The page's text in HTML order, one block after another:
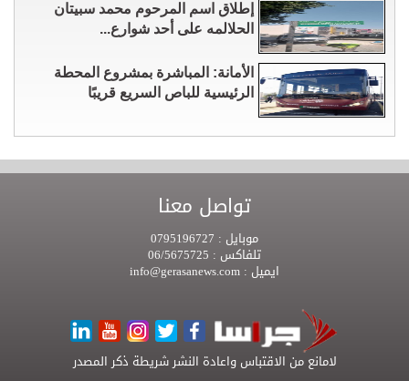
إطلاق اسم المرحوم محمد سبيتان
الحلالمه على أحد شوارع...
الأمانة: المباشرة بمشروع المحطة
الرئيسية للباص السريع قريبًا
تواصل معنا
موبايل :
تلفاكس :
ايميل :
لامانع من الاقتباس واعادة النشر شريطة ذكر المصدر